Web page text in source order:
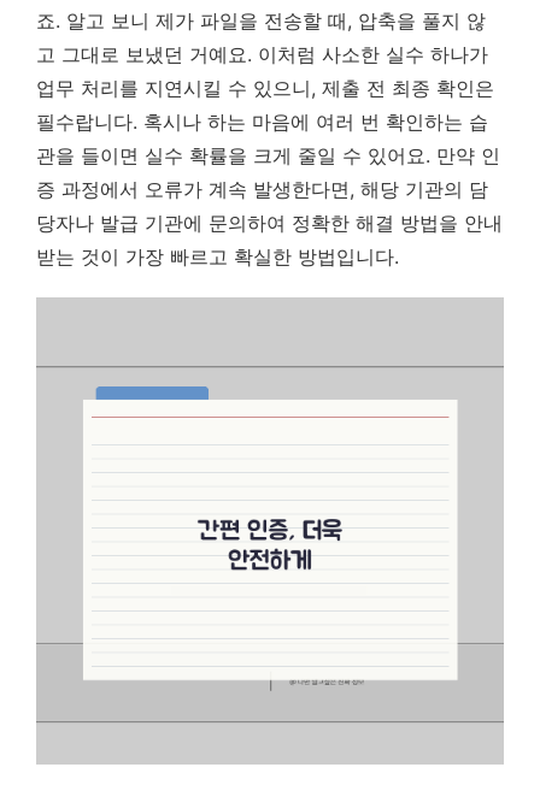
죠. 알고 보니 제가 파일을 전송할 때, 압축을 풀지 않
고 그대로 보냈던 거예요. 이처럼 사소한 실수 하나가
업무 처리를 지연시킬 수 있으니, 제출 전 최종 확인은
필수랍니다. 혹시나 하는 마음에 여러 번 확인하는 습
관을 들이면 실수 확률을 크게 줄일 수 있어요. 만약 인
증 과정에서 오류가 계속 발생한다면, 해당 기관의 담
당자나 발급 기관에 문의하여 정확한 해결 방법을 안내
받는 것이 가장 빠르고 확실한 방법입니다.